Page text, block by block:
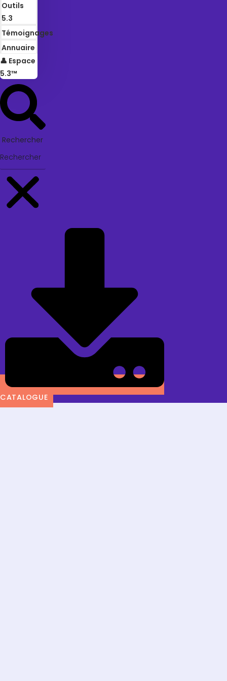
Outils
5.3
Témoignages
Annuaire
👤 Espace
5.3™
Rechercher
CATALOGUE